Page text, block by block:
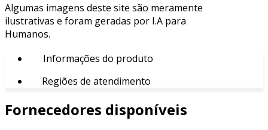
Algumas imagens deste site são meramente
ilustrativas e foram geradas por I.A para
Humanos.
Informações do produto
Regiões de atendimento
Fornecedores disponíveis